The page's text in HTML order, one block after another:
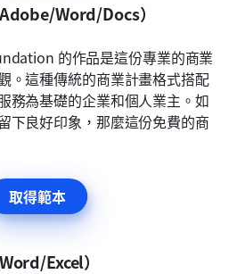
Word/Docs）
的作品是這份專業的商業
。這種傳統的商業計畫格式搭配
務為基礎的企業和個人業主。如
下良好印象，那麼這份免費的商
取得範本
Excel）